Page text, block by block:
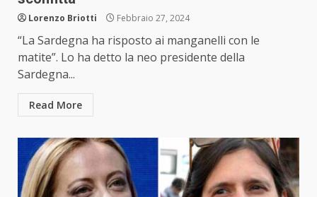
Lorenzo Briotti Febbraio 27, 2024
“La Sardegna ha risposto ai manganelli con le
matite”. Lo ha detto la neo presidente della
Sardegna...
Read More